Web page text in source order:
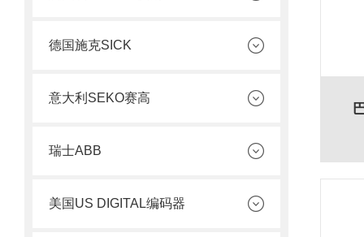
德国施克SICK
意大利SEKO赛高
瑞士ABB
美国US DIGITAL编码器